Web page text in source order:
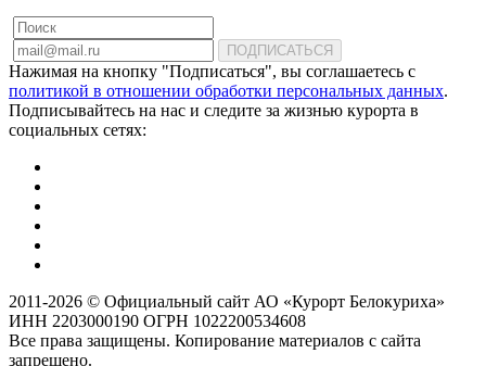
ПОДПИСАТЬСЯ
Нажимая на кнопку "Подписаться", вы соглашаетесь с
политикой в отношении обработки персональных данных.
Подписывайтесь на нас и следите за жизнью курорта в
социальных сетях:
2011-2026 © Официальный сайт АО «Курорт Белокуриха»
ИНН 2203000190 ОГРН 1022200534608
Все права защищены. Копирование материалов с сайта
запрещено.